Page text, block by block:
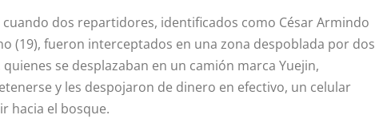
dos repartidores, identificados como César Armindo
(19), fueron interceptados en una zona despoblada por dos
se desplazaban en un camión marca Yuejin,
y les despojaron de dinero en efectivo, un celular
hacia el bosque.